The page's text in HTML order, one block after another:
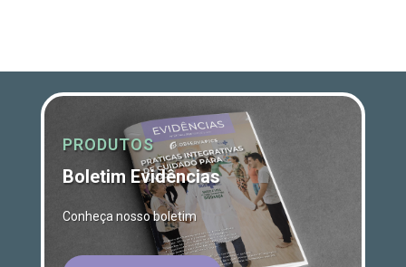
PRODUTOS
Boletim Evidências
Conheça nosso boletim